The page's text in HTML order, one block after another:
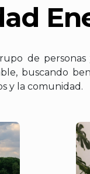
de personas
buscando
y la comunidad.